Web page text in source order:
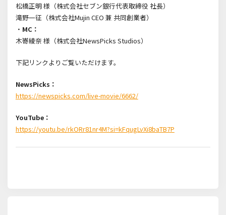
松橋正明 様（株式会社セブン銀行代表取締役 社長）
滝野一征（株式会社Mujin CEO 兼 共同創業者）
・ MC：
木嵜綾奈 様（株式会社NewsPicks Studios）
下記リンクよりご覧いただけます。
NewsPicks：
https://newspicks.com/live-movie/6662/
YouTube：
https://youtu.be/rkORr81nr4M?si=kFqugLvXi8baTB7P